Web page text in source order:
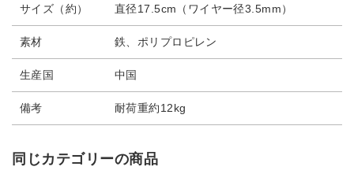
サイズ（約） 直径17.5cm（ワイヤー径3.5mm）
素材 鉄、ポリプロピレン
生産国 中国
備考 耐荷重約12kg
同じカテゴリーの商品